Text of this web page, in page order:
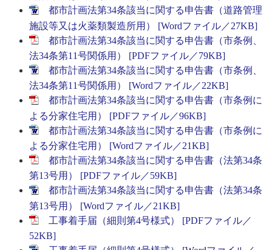
都市計画法第34条該当に関する申告書（道路管理
施設等又は火薬類製造所用） [Wordファイル／27KB]
都市計画法第34条該当に関する申告書（市条例、
法34条第11号関係用） [PDFファイル／79KB]
都市計画法第34条該当に関する申告書（市条例、
法34条第11号関係用） [Wordファイル／22KB]
都市計画法第34条該当に関する申告書（市条例に
よる分家住宅用） [PDFファイル／96KB]
都市計画法第34条該当に関する申告書（市条例に
よる分家住宅用） [Wordファイル／21KB]
都市計画法第34条該当に関する申告書（法第34条
第13号用） [PDFファイル／59KB]
都市計画法第34条該当に関する申告書（法第34条
第13号用） [Wordファイル／21KB]
工事着手届（細則第4号様式） [PDFファイル／
52KB]